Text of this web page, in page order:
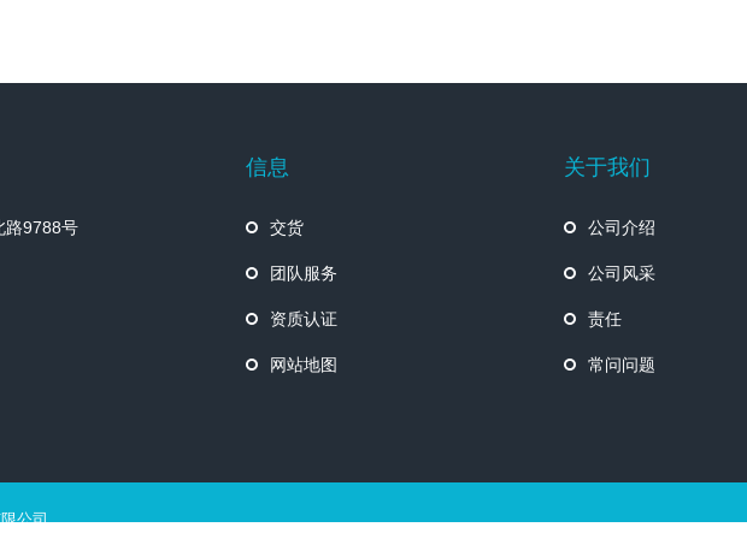
路9788号
信息
交货
团队服务
资质认证
网站地图
关于我们
公司介绍
公司风采
责任
常问问题
公司